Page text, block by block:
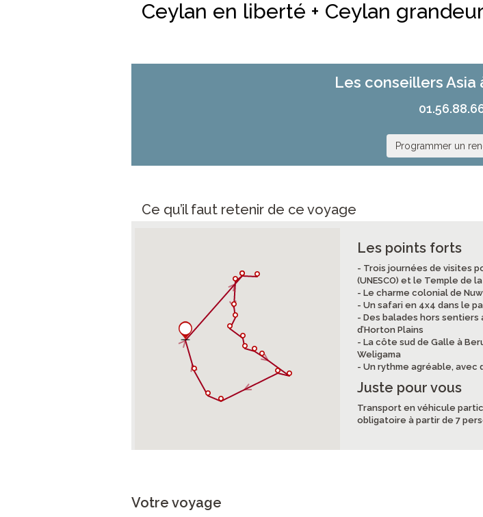
Ceylan en liberté + Ceylan
Les conseillers
Programmer un
Ce qu’il faut retenir de ce voyage
Les points forts
- Trois journées de visites
(UNESCO) et le Temple de
- Le charme colonial de
- Un safari en 4x4 dans le
- Des balades hors sentiers
d’Horton Plains
- La côte sud de Galle à
Weligama
- Un rythme agréable,
Juste pour vous
Transport en véhicule
obligatoire à partir de 7
Votre voyage